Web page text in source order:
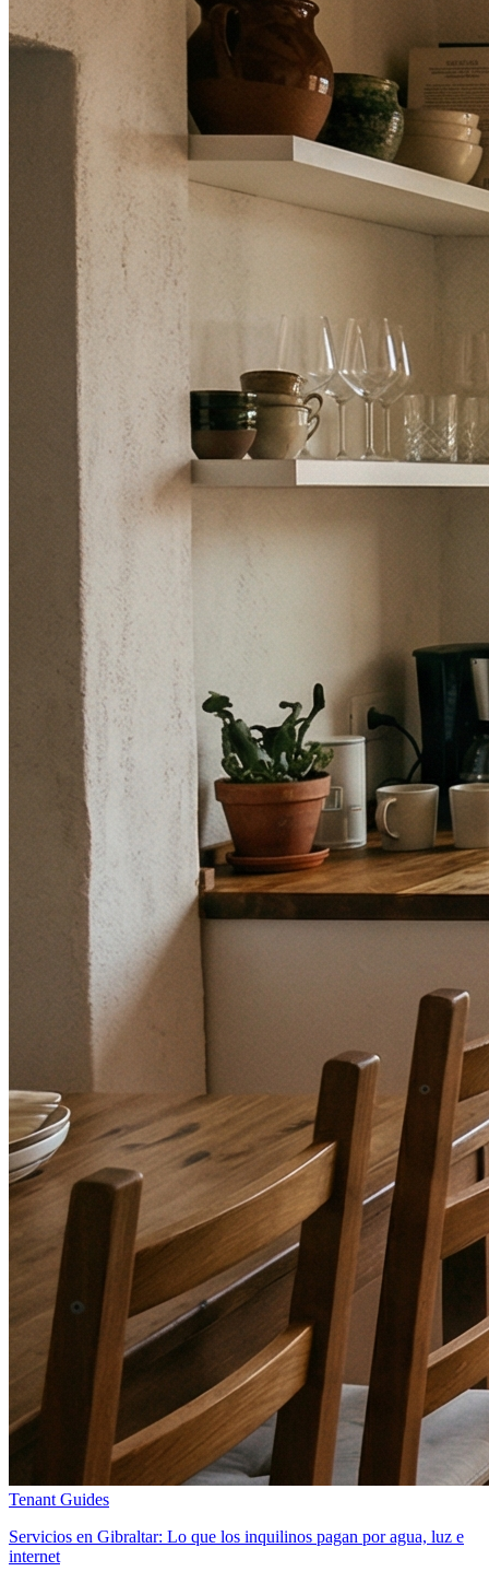
Tenant Guides
Servicios en Gibraltar: Lo que los inquilinos pagan por agua, luz e
internet